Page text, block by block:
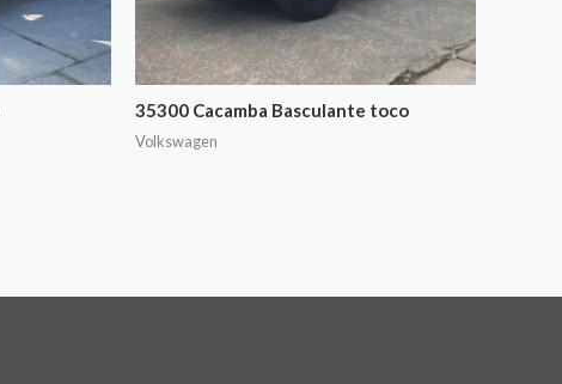
35300 Cacamba Basculante toco
Volkswagen